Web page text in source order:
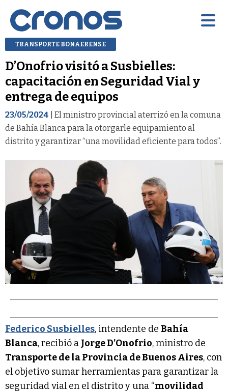
TRANSPORTE BONAERENSE
D’Onofrio visitó a Susbielles:
capacitación en Seguridad Vial y
entrega de equipos
23/05/2024 | El ministro provincial aterrizó en la comuna
de Bahía Blanca para la otorgarle equipamiento al
distrito y garantizar “una movilidad eficiente para todos”.
Federico Susbielles, intendente de Bahía
Blanca, recibió a Jorge D’Onofrio, ministro de
Transporte de la Provincia de Buenos Aires, con
el objetivo sumar herramientas para garantizar la
seguridad vial en el distrito y una “movilidad